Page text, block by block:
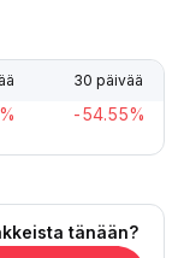
30 päivää
-54.55%
tänään?